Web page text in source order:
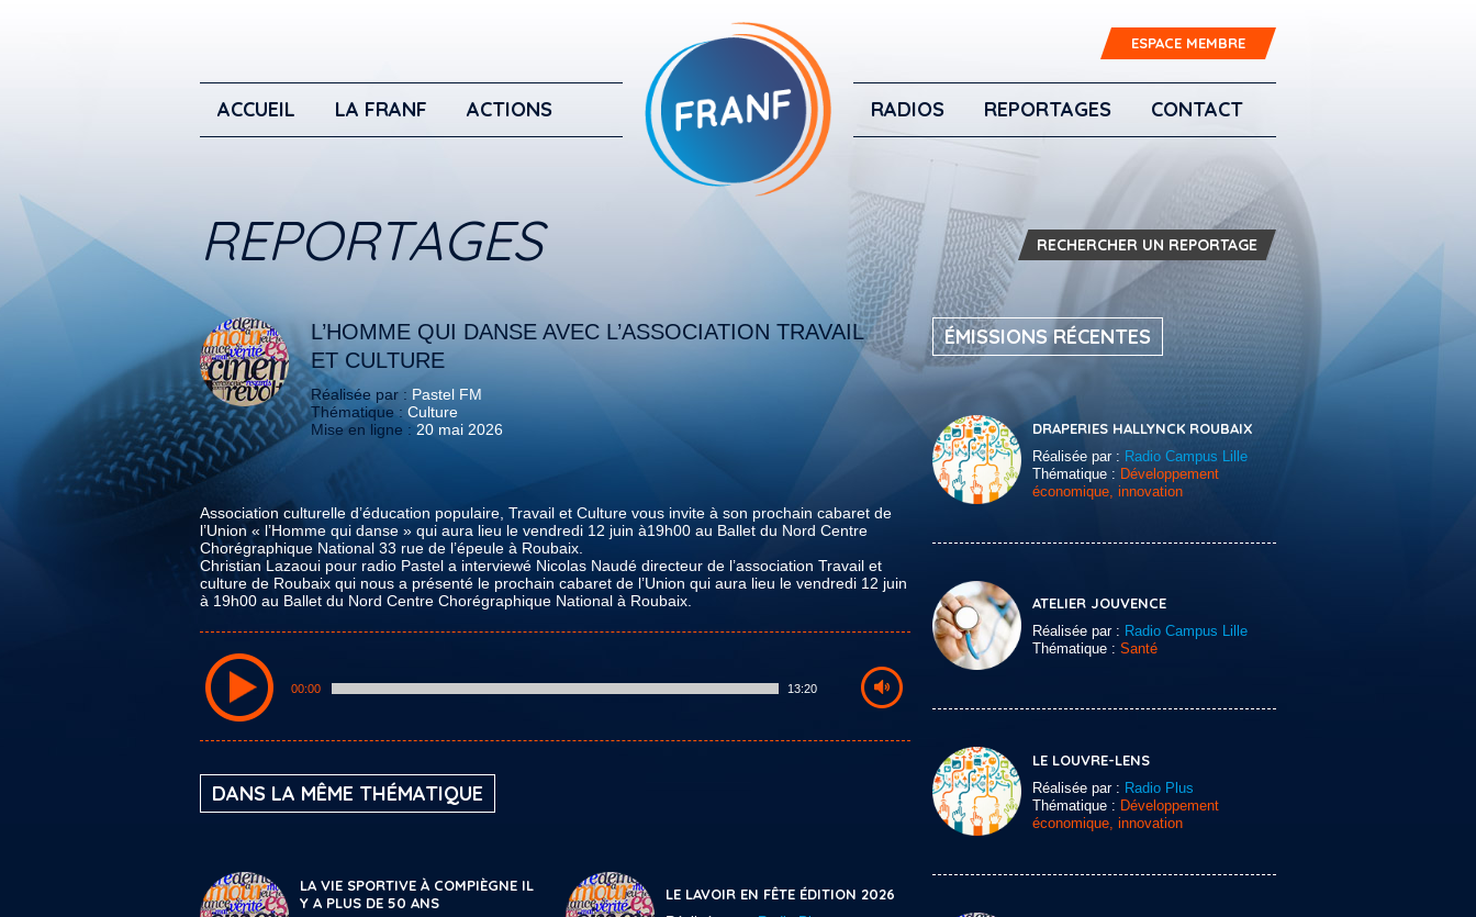
ESPACE MEMBRE
ACCUEIL LA FRANF ACTIONS RADIOS REPORTAGES CONTACT
REPORTAGES RECHERCHER UN REPORTAGE
L’HOMME QUI DANSE AVEC L’ASSOCIATION TRAVAIL
ET CULTURE
Réalisée par : Pastel FM
Thématique : Culture
Mise en ligne : 20 mai 2026
Association culturelle d’éducation populaire, Travail et Culture vous invite à son prochain cabaret de
l’Union « l’Homme qui danse » qui aura lieu le vendredi 12 juin à19h00 au Ballet du Nord Centre
Chorégraphique National 33 rue de l’épeule à Roubaix.
Christian Lazaoui pour radio Pastel a interviewé Nicolas Naudé directeur de l’association Travail et
culture de Roubaix qui nous a présenté le prochain cabaret de l’Union qui aura lieu le vendredi 12 juin
à 19h00 au Ballet du Nord Centre Chorégraphique National à Roubaix.
00:00 13:20
DANS LA MÊME THÉMATIQUE
LA VIE SPORTIVE À COMPIÈGNE IL
Y A PLUS DE 50 ANS
LE LAVOIR EN FÊTE ÉDITION 2026
ÉMISSIONS RÉCENTES
DRAPERIES HALLYNCK ROUBAIX
Réalisée par : Radio Campus Lille
Thématique : Développement
économique, innovation
ATELIER JOUVENCE
Réalisée par : Radio Campus Lille
Thématique : Santé
LE LOUVRE-LENS
Réalisée par : Radio Plus
Thématique : Développement
économique, innovation